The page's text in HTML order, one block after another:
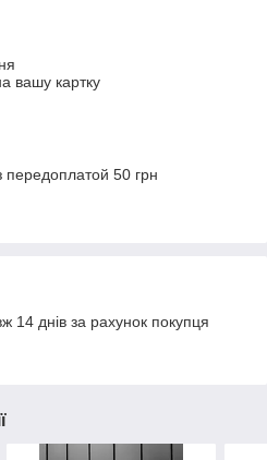
вашу картку
50 грн
14 днів за рахунок покупця